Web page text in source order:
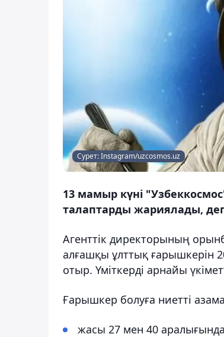
Сурет: Instagram/uzcosmos.uz
13 мамыр күні
талаптарды жариялады,
Агенттік директорының
алғашқы ұлттық ғарышкерін
отыр. Үміткерді арнайы
Ғарышкер болуға ниетті
жасы 27 мен 40